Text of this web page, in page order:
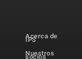
Acerca de
IPS
Nuestros
socios